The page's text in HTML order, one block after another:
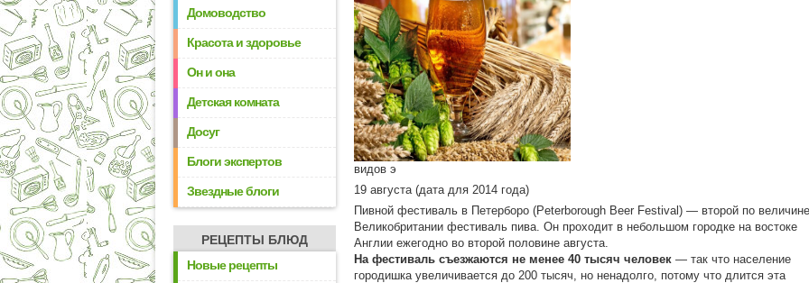
Домоводство
Красота и здоровье
Он и она
Детская комната
Досуг
Блоги экспертов
Звездные блоги
РЕЦЕПТЫ БЛЮД
Новые рецепты
видов э
19 августа (дата для 2014 года)
Пивной фестиваль в Петерборо (Peterborough Beer Festival) — второй по
Великобритании фестиваль пива. Он проходит в небольшом городке на востоке
Англии ежегодно во второй половине августа.
На фестиваль съезжаются не менее 40 тысяч человек — так что население
городишка увеличивается до 200 тысяч, но ненадолго, потому что длится эта